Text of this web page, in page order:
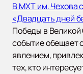
В МХТ им. Чехова
«Двадцать дней
Победы в
событие обещает
явлением,
тех, кто